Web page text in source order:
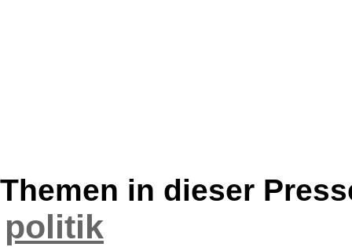
Themen in dieser
politik